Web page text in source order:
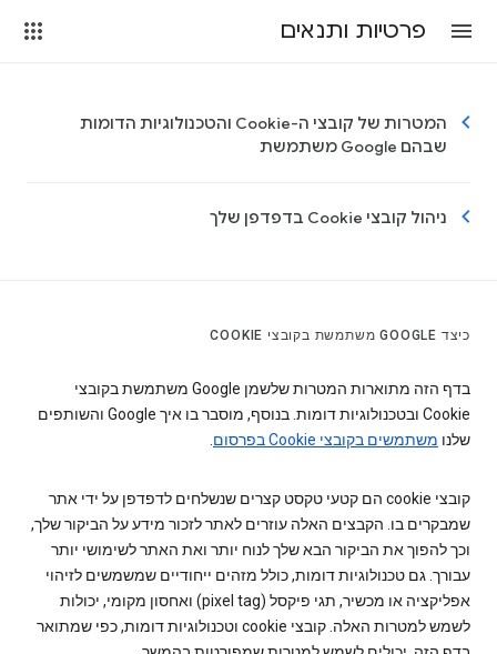
פרטיות ותנאים
המטרות של קובצי ה-Cookie והטכנולוגיות הדומות
שבהם Google משתמשת
ניהול קובצי Cookie בדפדפן שלך
כיצד GOOGLE משתמשת בקובצי COOKIE
בדף הזה מתוארות המטרות שלשמן Google משתמשת בקובצי
Cookie ובטכנולוגיות דומות. בנוסף, מוסבר בו איך Google והשותפים
שלנו משתמשים בקובצי Cookie בפרסום .
קובצי cookie הם קטעי טקסט קצרים שנשלחים לדפדפן על ידי אתר
שמבקרים בו. הקבצים האלה עוזרים לאתר לזכור מידע על הביקור שלך,
וכך להפוך את הביקור הבא שלך לנוח יותר ואת האתר לשימושי יותר
עבורך. גם טכנולוגיות דומות, כולל מזהים ייחודיים שמשמשים לזיהוי
אפליקציה או מכשיר, תגי פיקסל (pixel tag) ואחסון מקומי, יכולות
לשמש למטרות האלה. קובצי cookie וטכנולוגיות דומות, כפי שמתואר